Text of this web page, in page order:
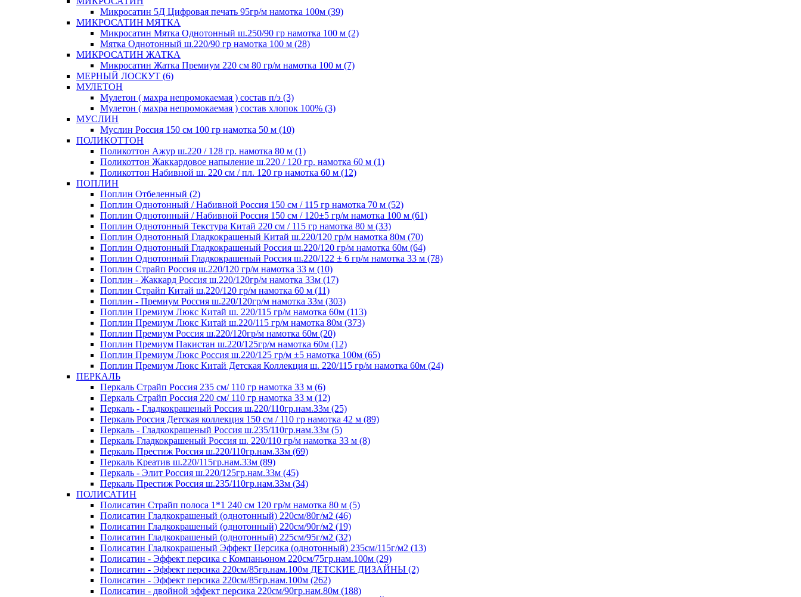
Микросатин 5Д Цифровая печать 95гр/м намотка 100м (39)
МИКРОСАТИН МЯТКА
Микросатин Мятка Однотонный ш.250/90 гр намотка 100 м (2)
Мятка Однотонный ш.220/90 гр намотка 100 м (28)
МИКРОСАТИН ЖАТКА
Микросатин Жатка Премиум 220 см 80 гр/м намотка 100 м (7)
МЕРНЫЙ ЛОСКУТ (6)
МУЛЕТОН
Мулетон ( махра непромокаемая ) состав п/э (3)
Мулетон ( махра непромокаемая ) состав хлопок 100% (3)
МУСЛИН
Муслин Россия 150 см 100 гр намотка 50 м (10)
ПОЛИКОТТОН
Поликоттон Ажур ш.220 / 128 гр. намотка 80 м (1)
Поликоттон Жаккардовое напыление ш.220 / 120 гр. намотка 60 м (1)
Поликоттон Набивной ш. 220 см / пл. 120 гр намотка 60 м (12)
ПОПЛИН
Поплин Отбеленный (2)
Поплин Однотонный / Набивной Россия 150 см / 115 гр намотка 70 м (52)
Поплин Однотонный / Набивной Россия 150 см / 120±5 гр/м намотка 100 м (61)
Поплин Однотонный Текстура Китай 220 см / 115 гр намотка 80 м (33)
Поплин Однотонный Гладкокрашеный Китай ш.220/120 гр/м намотка 80м (70)
Поплин Однотонный Гладкокрашеный Россия ш.220/120 гр/м намотка 60м (64)
Поплин Однотонный Гладкокрашеный Россия ш.220/122 ± 6 гр/м намотка 33 м (78)
Поплин Страйп Россия ш.220/120 гр/м намотка 33 м (10)
Поплин - Жаккард Россия ш.220/120гр/м намотка 33м (17)
Поплин Страйп Китай ш.220/120 гр/м намотка 60 м (11)
Поплин - Премиум Россия ш.220/120гр/м намотка 33м (303)
Поплин Премиум Люкс Китай ш. 220/115 гр/м намотка 60м (113)
Поплин Премиум Люкс Китай ш.220/115 гр/м намотка 80м (373)
Поплин Премиум Россия ш.220/120гр/м намотка 60м (20)
Поплин Премиум Пакистан ш.220/125гр/м намотка 60м (12)
Поплин Премиум Люкс Россия ш.220/125 гр/м ±5 намотка 100м (65)
Поплин Премиум Люкс Китай Детская Коллекция ш. 220/115 гр/м намотка 60м (24)
ПЕРКАЛЬ
Перкаль Страйп Россия 235 см/ 110 гр намотка 33 м (6)
Перкаль Страйп Россия 220 см/ 110 гр намотка 33 м (12)
Перкаль - Гладкокрашеный Россия ш.220/110гр.нам.33м (25)
Перкаль Россия Детская коллекция 150 см / 110 гр намотка 42 м (89)
Перкаль - Гладкокрашеный Россия ш.235/110гр.нам.33м (5)
Перкаль Гладкокрашеный Россия ш. 220/110 гр/м намотка 33 м (8)
Перкаль Престиж Россия ш.220/110гр.нам.33м (69)
Перкаль Креатив ш.220/115гр.нам.33м (89)
Перкаль - Элит Россия ш.220/125гр.нам.33м (45)
Перкаль Престиж Россия ш.235/110гр.нам.33м (34)
ПОЛИСАТИН
Полисатин Страйп полоса 1*1 240 см 120 гр/м намотка 80 м (5)
Полисатин Гладкокрашеный (однотонный) 220см/80г/м2 (46)
Полисатин Гладкокрашеный (однотонный) 220см/90г/м2 (19)
Полисатин Гладкокрашеный (однотонный) 225см/95г/м2 (32)
Полисатин Гладкокрашеный Эффект Персика (однотонный) 235см/115г/м2 (13)
Полисатин - Эффект персика с Компаньоном 220см/75гр.нам.100м (29)
Полисатин - Эффект персика 220см/85гр.нам.100м ДЕТСКИЕ ДИЗАЙНЫ (2)
Полисатин - Эффект персика 220см/85гр.нам.100м (262)
Полисатин - двойной эффект персика 220см/90гр.нам.80м (188)